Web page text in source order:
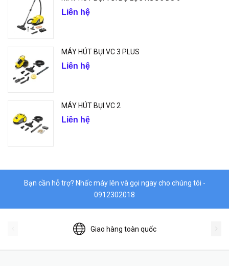
Liên hệ
MÁY HÚT BỤI VC 3 PLUS
Liên hệ
MÁY HÚT BỤI VC 2
Liên hệ
Bạn cần hỗ trợ? Nhấc máy lên và gọi ngay cho chúng tôi -
0912302018
Giao hàng toàn quốc